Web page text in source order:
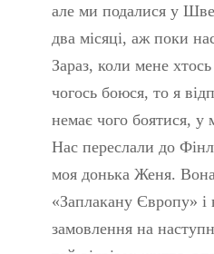
але ми подалися у
два місяці, аж поки
Зараз, коли мене
чогось боюся, то я
немає чого боятися, у
Нас переслали до
моя донька Женя.
«Заплакану Європу» і
замовлення на